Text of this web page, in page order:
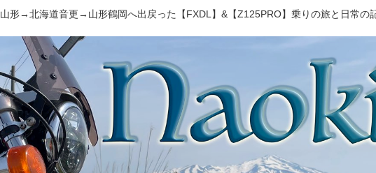
山形→北海道音更→山形鶴岡へ出戻った【FXDL】&【Z125PRO】乗りの旅と日常の